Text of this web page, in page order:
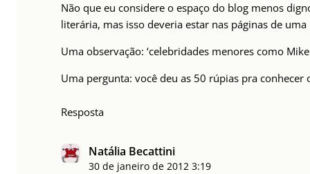
Não que eu considere o espaço do blog menos
literária, mas isso deveria estar nas páginas de uma
Uma observação: ‘celebridades menores como Mike
Uma pergunta: você deu as 50 rúpias pra conhecer
Resposta
Natália Becattini
30 de janeiro de 2012 3:19